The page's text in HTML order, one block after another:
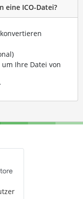
eine ICO-Datei?
Ihre Datei von